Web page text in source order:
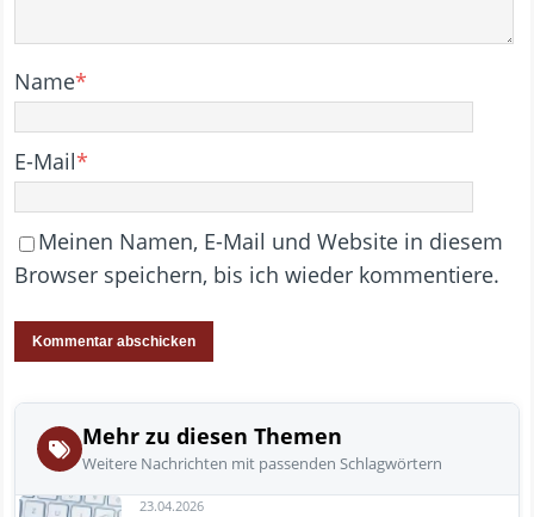
Name*
E-Mail*
Meinen Namen, E-Mail und Website in diesem
Browser speichern, bis ich wieder kommentiere.
Mehr zu diesen Themen
Weitere Nachrichten mit passenden Schlagwörtern
23.04.2026